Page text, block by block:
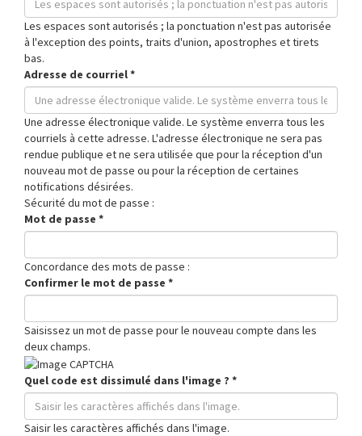
Les espaces sont autorisés ; la ponctuation n'est pas autorisée
à l'exception des points, traits d'union, apostrophes et tirets
bas.
Adresse de courriel*
Une adresse électronique valide. Le système enverra tous les
courriels à cette adresse. L'adresse électronique ne sera pas
rendue publique et ne sera utilisée que pour la réception d'un
nouveau mot de passe ou pour la réception de certaines
notifications désirées.
Sécurité du mot de passe :
Mot de passe *
Concordance des mots de passe :
Confirmer le mot de passe *
Saisissez un mot de passe pour le nouveau compte dans les
deux champs.
Quel code est dissimulé dans l'image ? *
Saisir les caractères affichés dans l'image.